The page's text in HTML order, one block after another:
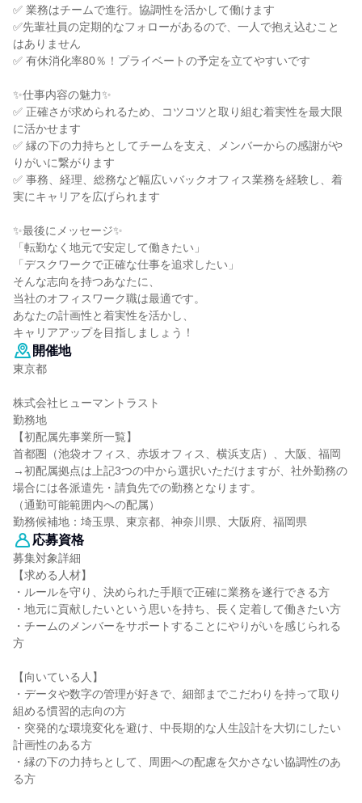
✅ 業務はチームで進行。協調性を活かして働けます
✅先輩社員の定期的なフォローがあるので、一人で抱え込むこと
はありません
✅ 有休消化率80％！プライベートの予定を立てやすいです
✨仕事内容の魅力✨
✅ 正確さが求められるため、コツコツと取り組む着実性を最大限
に活かせます
✅ 縁の下の力持ちとしてチームを支え、メンバーからの感謝がや
りがいに繋がります
✅ 事務、経理、総務など幅広いバックオフィス業務を経験し、着
実にキャリアを広げられます
✨最後にメッセージ✨
「転勤なく地元で安定して働きたい」
「デスクワークで正確な仕事を追求したい」
そんな志向を持つあなたに、
当社のオフィスワーク職は最適です。
あなたの計画性と着実性を活かし、
キャリアアップを目指しましょう！
開催地
東京都
株式会社ヒューマントラスト
勤務地
【初配属先事業所一覧】
首都圏（池袋オフィス、赤坂オフィス、横浜支店）、大阪、福岡
→初配属拠点は上記3つの中から選択いただけますが、社外勤務の
場合には各派遣先・請負先での勤務となります。
（通勤可能範囲内への配属）
勤務候補地：埼玉県、東京都、神奈川県、大阪府、福岡県
応募資格
募集対象詳細
【求める人材】
・ルールを守り、決められた手順で正確に業務を遂行できる方
・地元に貢献したいという思いを持ち、長く定着して働きたい方
・チームのメンバーをサポートすることにやりがいを感じられる
方
【向いている人】
・データや数字の管理が好きで、細部までこだわりを持って取り
組める慣習的志向の方
・突発的な環境変化を避け、中長期的な人生設計を大切にしたい
計画性のある方
・縁の下の力持ちとして、周囲への配慮を欠かさない協調性のあ
る方